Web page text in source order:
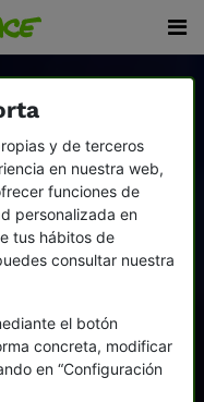
y de terceros
en nuestra web,
funciones de
personalizada en
tus hábitos de
consultar nuestra
el botón
concreta, modificar
en “Configuración